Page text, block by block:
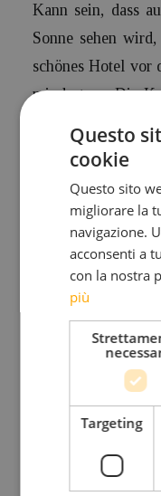
Kann sein, dass
Sonne sehen
schönes Hotel vor
mindestens. Die
Wenn wir die
nachdem wir die
erhöht haben, die
für die Zukunft
müssen wir die
Gräber schaufeln
Schließlich
Jenseits nehmen
In der Zeit, die du
zu lesen, sind 14
michil costa, ff
Questo
cookie
Questo sito
migliorare la
navigazione.
acconsenti a
con la nostra
più
Targeting